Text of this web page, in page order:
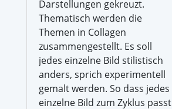
Darstellungen gekreuzt.
Thematisch werden die
Themen in Collagen
zusammengestellt. Es soll
jedes einzelne Bild stilistisch
anders, sprich experimentell
gemalt werden. So dass jedes
einzelne Bild zum Zyklus passt